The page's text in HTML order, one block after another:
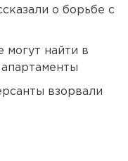
о борьбе с
найти в
взорвали